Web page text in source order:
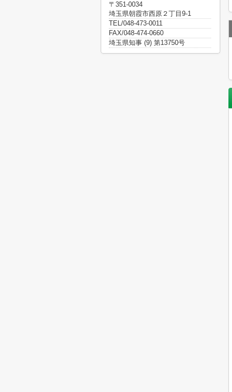
〒351-0034
埼玉県朝霞市西原２丁目9-1
TEL/048-473-0011
FAX/048-474-0660
埼玉県知事 (9) 第13750号